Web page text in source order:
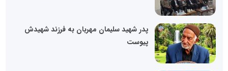
پدر شهید سلیمان مهربان به فرزند شهیدش
پیوست